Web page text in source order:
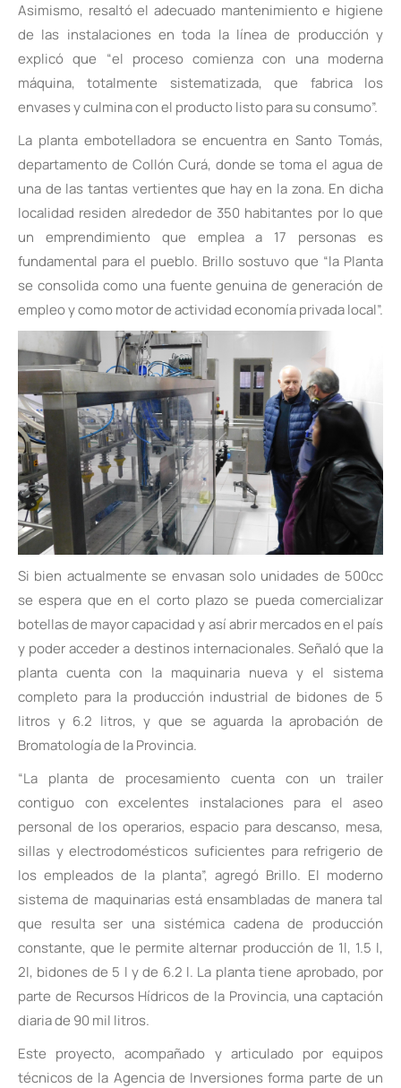
Asimismo, resaltó el adecuado mantenimiento e higiene
de las instalaciones en toda la línea de producción y
explicó que “el proceso comienza con una moderna
máquina, totalmente sistematizada, que fabrica los
envases y culmina con el producto listo para su consumo”.
La planta embotelladora se encuentra en Santo Tomás,
departamento de Collón Curá, donde se toma el agua de
una de las tantas vertientes que hay en la zona. En dicha
localidad residen alrededor de 350 habitantes por lo que
un emprendimiento que emplea a 17 personas es
fundamental para el pueblo. Brillo sostuvo que “la Planta
se consolida como una fuente genuina de generación de
empleo y como motor de actividad economía privada local”.
Si bien actualmente se envasan solo unidades de 500cc
se espera que en el corto plazo se pueda comercializar
botellas de mayor capacidad y así abrir mercados en el país
y poder acceder a destinos internacionales. Señaló que la
planta cuenta con la maquinaria nueva y el sistema
completo para la producción industrial de bidones de 5
litros y 6.2 litros, y que se aguarda la aprobación de
Bromatología de la Provincia.
“La planta de procesamiento cuenta con un trailer
contiguo con excelentes instalaciones para el aseo
personal de los operarios, espacio para descanso, mesa,
sillas y electrodomésticos suficientes para refrigerio de
los empleados de la planta”, agregó Brillo. El moderno
sistema de maquinarias está ensambladas de manera tal
que resulta ser una sistémica cadena de producción
constante, que le permite alternar producción de 1l, 1.5 l,
2l, bidones de 5 l y de 6.2 l. La planta tiene aprobado, por
parte de Recursos Hídricos de la Provincia, una captación
diaria de 90 mil litros.
Este proyecto, acompañado y articulado por equipos
técnicos de la Agencia de Inversiones forma parte de un